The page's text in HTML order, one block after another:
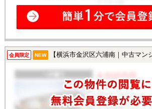
会員限定 NEW 【横浜市金沢区六浦南｜中古マン